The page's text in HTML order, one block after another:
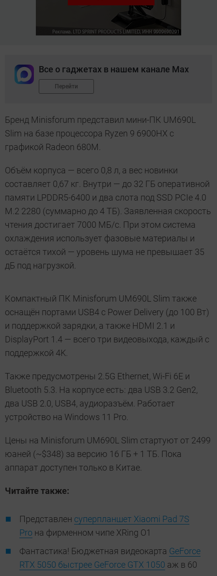
Все о гаджетах в нашем канале Max
Перейти
Бренд Minisforum представил мини-ПК UM690L
Slim на базе процессора Ryzen 9 6900HX с
графикой Radeon 680M.
Объём корпуса — всего 0,8 л, а вес новинки
составляет 0,67 кг. Внутри — до 32 ГБ оперативной
памяти LPDDR5-6400 и два слота под SSD PCIe 4.0
M.2 2280 (суммарно до 4 ТБ). Заявленная скорость
чтения достигает 7000 МБ/с. При этом система
охлаждения использует фазовые материалы и
остаётся тихой — уровень шума не превышает 35
дБ под нагрузкой.
Компактный ПК Minisforum UM690L Slim также
оснащён портами USB4 с Power Delivery (до 100 Вт)
и поддержкой зарядки, а также HDMI 2.1 и
DisplayPort 1.4 — всего три видеовыхода, каждый с
поддержкой 4K.
Также предусмотрены 2.5G Ethernet, Wi-Fi 6E и
Bluetooth 5.3. На корпусе есть: два USB 3.2 Gen2,
два USB 2.0, USB4, аудиоразъём. Работает
устройство на Windows 11 Pro.
Цены на Minisforum UM690L Slim стартуют от 2499
юаней (~$348) за версию 16 ГБ + 1 ТБ. Пока
аппарат доступен только в Китае.
Читайте также:
Представлен суперпланшет Xiaomi Pad 7S
Pro на фирменном чипе XRing O1
Фантастика! Бюджетная видеокарта GeForce
RTX 5050 быстрее GeForce GTX 1050 аж в 60